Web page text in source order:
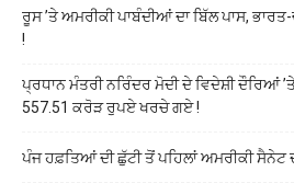
ਰੂਸ ’ਤੇ ਅਮਰੀਕੀ ਪਾਬੰਦੀਆਂ ਦਾ ਬਿੱਲ ਪਾਸ,
!
ਪ੍ਰਧਾਨ ਮੰਤਰੀ ਨਰਿੰਦਰ ਮੋਦੀ ਦੇ ਵਿਦੇਸ਼ੀ ਦੌਰਿਆਂ
557.51 ਕਰੋੜ ਰੁਪਏ ਖਰਚੇ ਗਏ !
ਪੰਜ ਹਫ਼ਤਿਆਂ ਦੀ ਛੁੱਟੀ ਤੋਂ ਪਹਿਲਾਂ ਅਮਰੀਕੀ ਸੈਨੇਟ